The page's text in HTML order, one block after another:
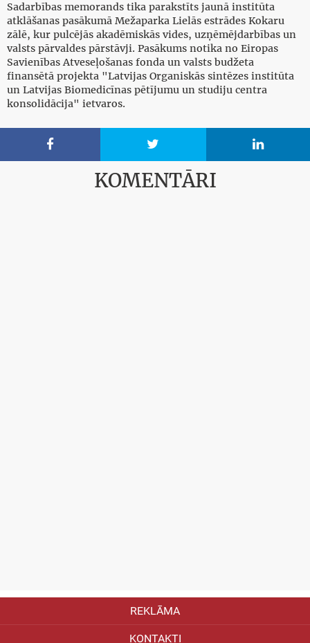
Sadarbības memorands tika parakstīts jaunā institūta
atklāšanas pasākumā Mežaparka Lielās estrādes Kokaru
zālē, kur pulcējās akadēmiskās vides, uzņēmējdarbības un
valsts pārvaldes pārstāvji. Pasākums notika no Eiropas
Savienības Atveseļošanas fonda un valsts budžeta
finansētā projekta "Latvijas Organiskās sintēzes institūta
un Latvijas Biomedicīnas pētījumu un studiju centra
konsolidācija" ietvaros.
  
KOMENTĀRI
REKLĀMA
KONTAKTI